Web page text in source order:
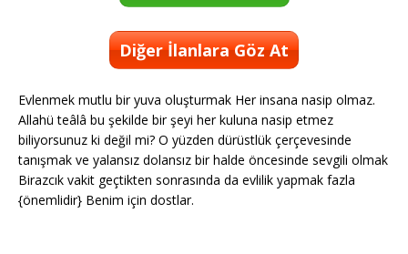
Diğer İlanlara Göz At
Evlenmek mutlu bir yuva oluşturmak Her insana nasip olmaz.
Allahü teâlâ bu şekilde bir şeyi her kuluna nasip etmez
biliyorsunuz ki değil mi? O yüzden dürüstlük çerçevesinde
tanışmak ve yalansız dolansız bir halde öncesinde sevgili olmak
Birazcık vakit geçtikten sonrasında da evlilik yapmak fazla
{önemlidir} Benim için dostlar.